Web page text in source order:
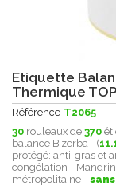
Etiquette
Thermique
Référence T2065
30 rouleaux de 370
balance Bizerba - (
protégé: anti-gras et
congélation -
métropolitaine -